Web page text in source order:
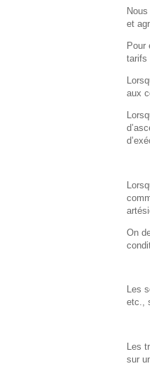
et
Pour
tarifs
aux
On
Les
etc.,
Les
sur